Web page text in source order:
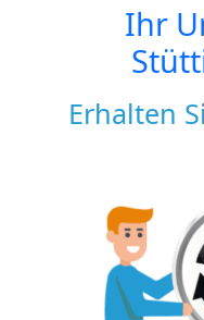
Ihr
Erhalten